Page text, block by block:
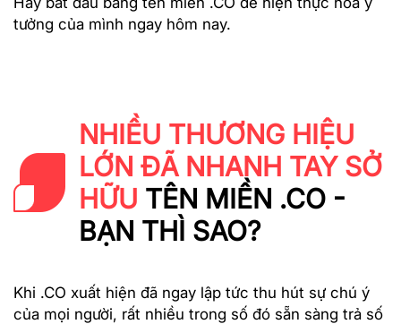
tưởng của mình ngay hôm nay.
NHIỀU THƯƠNG HIỆU
LỚN ĐÃ NHANH TAY SỞ
HỮU TÊN MIỀN .CO -
BẠN THÌ SAO?
Khi .CO xuất hiện đã ngay lập tức thu hút sự chú ý
của mọi người, rất nhiều trong số đó sẵn sàng trả số